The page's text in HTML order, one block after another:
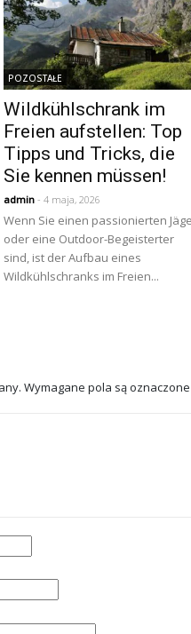
POZOSTAŁE
Wildkühlschrank im
Freien aufstellen: Top
Tipps und Tricks, die
Sie kennen müssen!
admin - 4 maja, 2026
Wenn Sie einen passionierten
oder eine Outdoor-Begeisterter
sind, ist der Aufbau eines
Wildkühlschranks im Freien...
Wymagane pola są oznaczone